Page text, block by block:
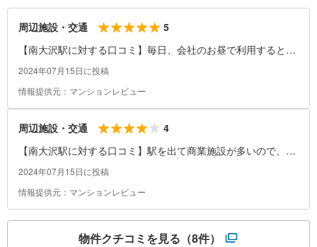
周辺施設・交通
5
【南大沢駅に対する口コミ】毎日、会社のお昼で利用すると何
店舗かをローテーションするような感じになり目新しさは無く
2024年07月15日に投稿
情報提供元：マンションレビュー
周辺施設・交通
4
【南大沢駅に対する口コミ】駅を出て商業施設が多いので、近
くに住んでいても駅まで徒歩10〜15分は歩くと思います。居酒
2024年07月15日に投稿
情報提供元：マンションレビュー
物件クチコミを見る （8件）